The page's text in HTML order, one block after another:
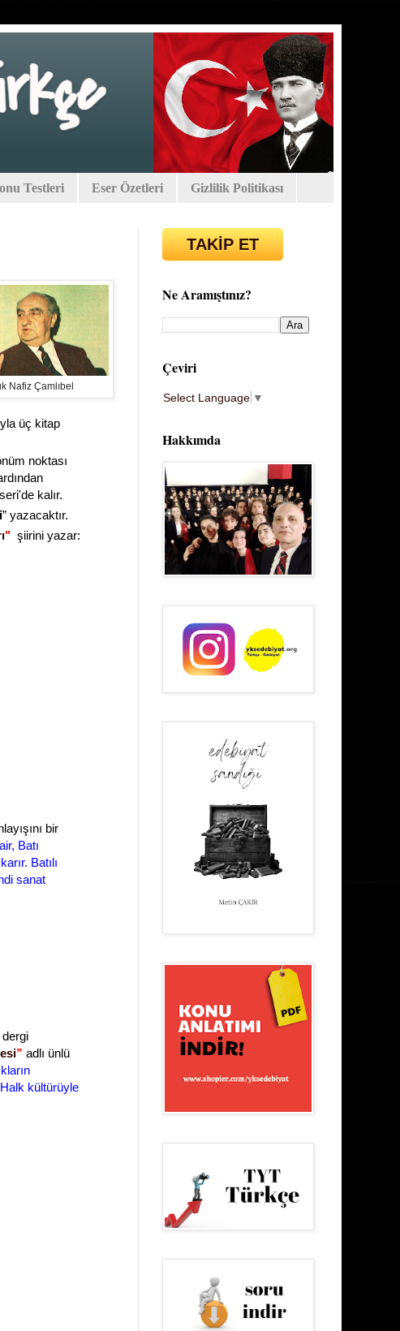
Testleri Eser Özetleri Gizlilik Politikası
Nafiz Çamlıbel
üç kitap
noktası
kalır.
” yazacaktır.
"şiirini yazar:
bir
Batı
Batılı
sanat
” adlı ünlü
kültürüyle
TAKİP ET
Ne Aramıştınız?
Çeviri
Select Language ▼
Hakkımda